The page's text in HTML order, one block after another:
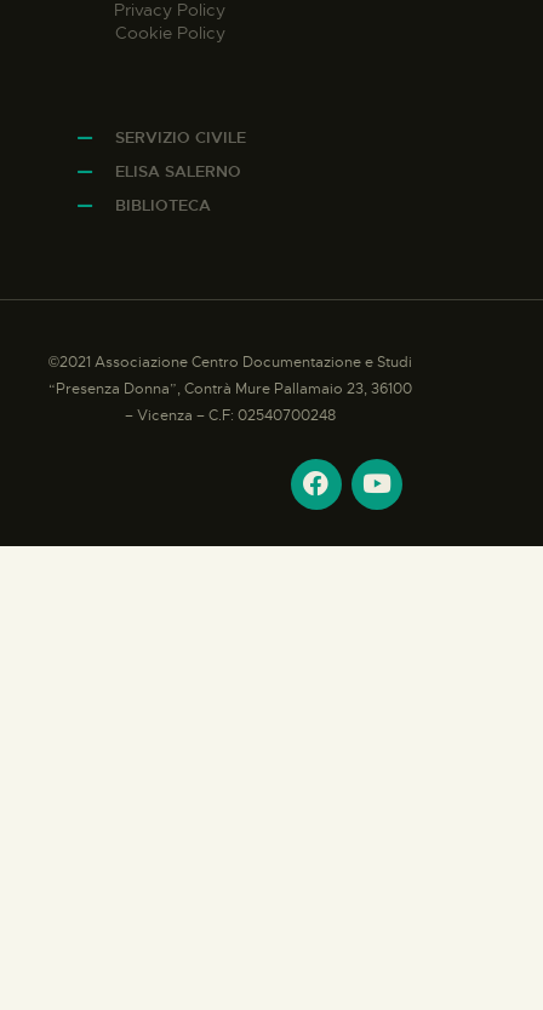
Privacy Policy
Cookie Policy
SERVIZIO CIVILE
ELISA SALERNO
BIBLIOTECA
©2021 Associazione Centro Documentazione e Studi
“Presenza Donna”, Contrà Mure Pallamaio 23, 36100
– Vicenza – C.F: 02540700248